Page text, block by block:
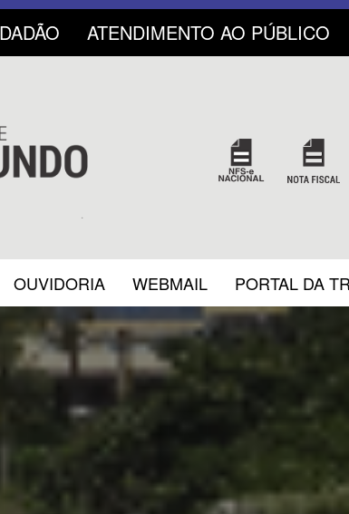
ATENDIMENTO AO PÚBLICO
OUVIDORIA WEBMAIL PORTAL DA